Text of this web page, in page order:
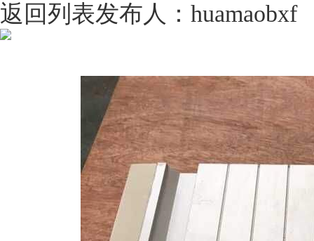
返回列表发布人： huamaobxf